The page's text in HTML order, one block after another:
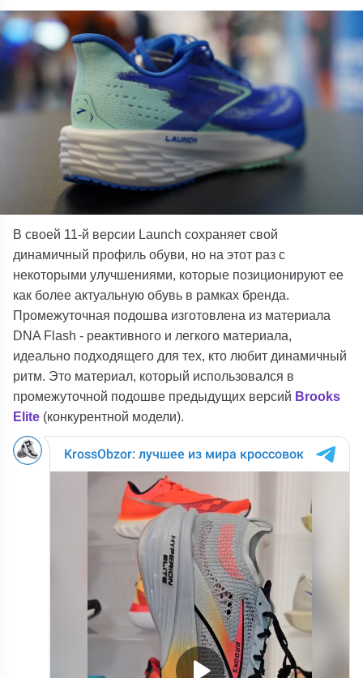
В своей 11-й версии Launch сохраняет свой
динамичный профиль обуви, но на этот раз с
некоторыми улучшениями, которые позиционируют ее
как более актуальную обувь в рамках бренда.
Промежуточная подошва изготовлена ​​из материала
DNA Flash - реактивного и легкого материала,
идеально подходящего для тех, кто любит динамичный
ритм. Это материал, который использовался в
промежуточной подошве предыдущих версий Brooks
Elite (конкурентной модели).